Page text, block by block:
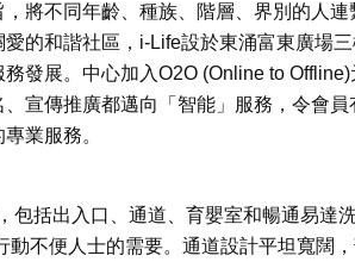
將不同年齡、種族、階層、界別的人連
的和諧社區，i-Life設於東涌富東廣場
發展。中心加入O2O (Online to Offline)
宣傳推廣都邁向「智能」服務，令會員
業服務。
包括出入口、通道、育嬰室和暢通易達
動不便人士的需要。通道設計平坦寬闊